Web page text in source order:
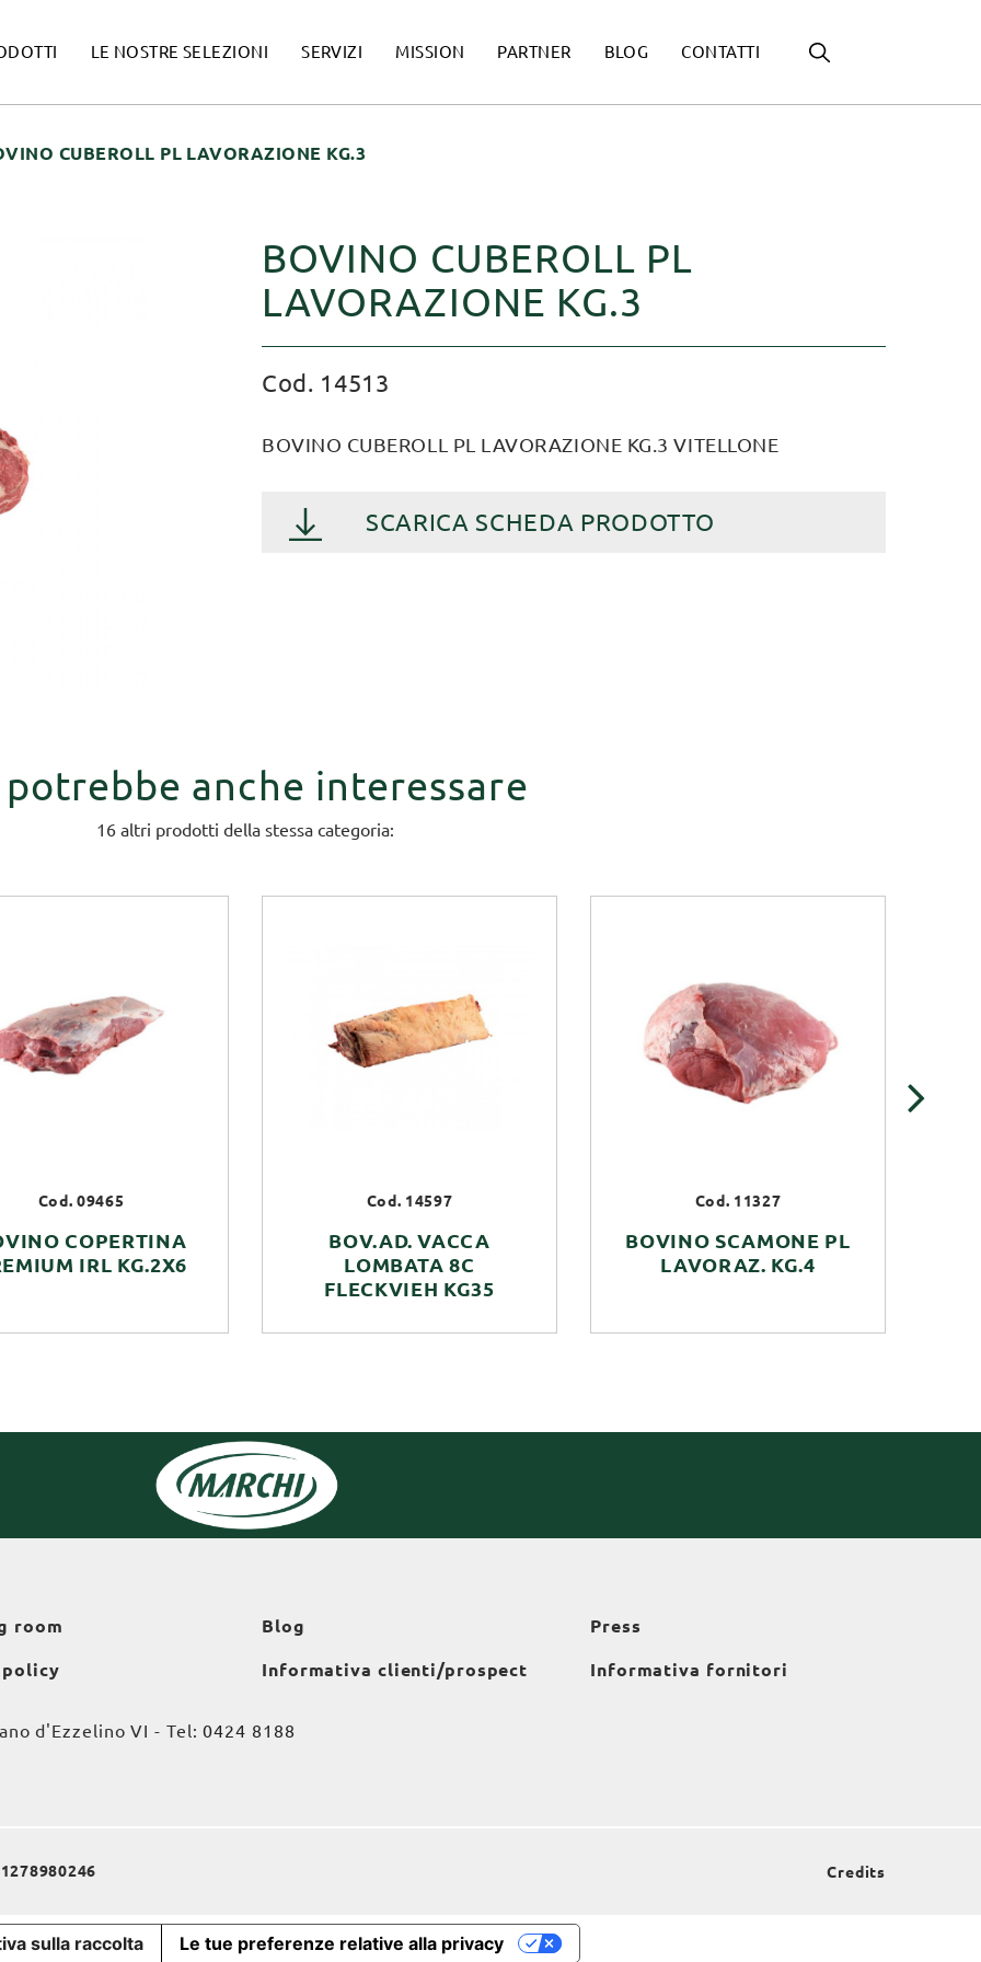
LE NOSTRE SELEZIONI SERVIZI MISSION PARTNER BLOG CONTATTI
CUBEROLL PL LAVORAZIONE KG.3
BOVINO CUBEROLL PL
LAVORAZIONE KG.3
Cod. 14513
BOVINO CUBEROLL PL LAVORAZIONE KG.3 VITELLONE
SCARICA SCHEDA PRODOTTO
potrebbe anche interessare
16 altri prodotti della stessa categoria:
Cod. 09465
COPERTINA
IRL KG.2X6
Cod. 14597
BOV.AD. VACCA
LOMBATA 8C
FLECKVIEH KG35
Cod. 11327
BOVINO SCAMONE PL
LAVORAZ. KG.4
room
policy
Blog
Informativa clienti/prospect
Press
Informativa fornitori
d'Ezzelino VI - Tel:0424 8188
Credits
sulla raccolta Le tue preferenze relative alla privacy